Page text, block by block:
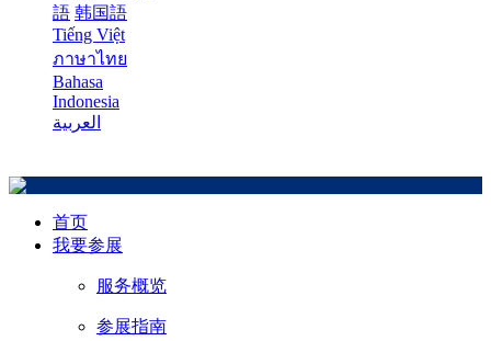
語 韩国語
Tiếng Việt
ภาษาไทย
Bahasa
Indonesia
العربية
首页
我要参展
服务概览
参展指南